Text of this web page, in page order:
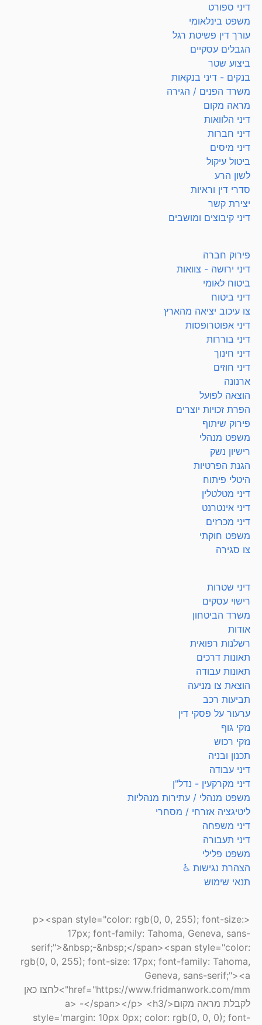
דיני ספורט
משפט בינלאומי
עורך דין פשיטת רגל
הגבלים עסקיים
ביצוע שטר
בנקים - דיני בנקאות
משרד הפנים / הגירה
מראה מקום
דיני הלוואות
דיני חברות
דיני מיסים
ביטול עיקול
לשון הרע
סדרי דין וראיות
יצירת קשר
דיני קיבוצים ומושבים
פירוק חברה
דיני ירושה - צוואות
ביטוח לאומי
דיני ביטוח
צו עיכוב יציאה מהארץ
דיני אפוטרופסות
דיני בוררות
דיני חינוך
דיני חוזים
ארנונה
הוצאה לפועל
הפרת זכויות יוצרים
פירוק שיתוף
משפט מנהלי
רישיון נשק
הגנת הפרטיות
היטלי פיתוח
דיני מטלטלין
דיני אינטרנט
דיני מכרזים
משפט חוקתי
צו סגירה
דיני שטרות
רישוי עסקים
משרד הביטחון
אודות
רשלנות רפואית
תאונות דרכים
תאונות עבודה
הוצאת צו מניעה
תביעות רכב
ערעור על פסקי דין
נזקי גוף
נזקי רכוש
תכנון ובניה
דיני עבודה
דיני מקרקעין - נדל"ן
משפט מנהלי / עתירות מנהליות
ליטיגציה אזרחי / מסחרי
דיני משפחה
דיני תעבורה
משפט פלילי
הצהרת נגישות ♿
תנאי שימוש
<p><span style="color: rgb(0, 0, 255); font-size:
17px; font-family: Tahoma, Geneva, sans-
serif;">&nbsp;-&nbsp;</span><span style="color:
rgb(0, 0, 255); font-size: 17px; font-family: Tahoma,
Geneva, sans-serif;"><a
href="https://www.fridmanwork.com/mm">לחצו כאן
לקבלת מראה מקום</a> -</span></p> <h3
style='margin: 10px 0px; color: rgb(0, 0, 0); font-